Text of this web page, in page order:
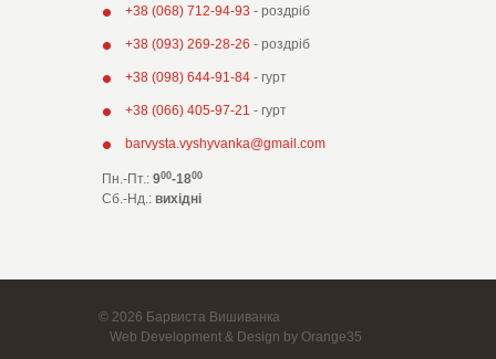
+38 (068) 712-94-93 - роздріб
+38 (093) 269-28-26 - роздріб
+38 (098) 644-91-84 - гурт
+38 (066) 405-97-21 - гурт
barvysta.vyshyvanka@gmail.com
Пн.-Пт.: 900-1800
Сб.-Нд.: вихідні
© 2026 Барвиста Вишиванка
Web Development & Design by Orange35